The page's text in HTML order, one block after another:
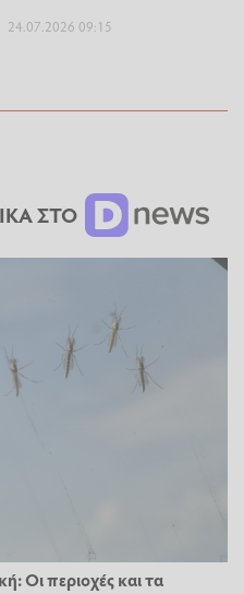
24.07.2026 09:15
ΣΤΟ
Οι περιοχές και τα